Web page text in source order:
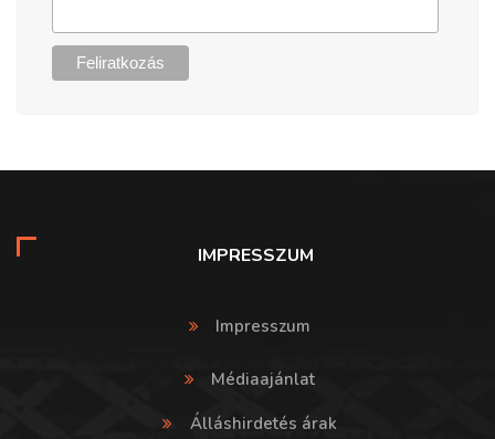
IMPRESSZUM
Impresszum
Médiaajánlat
Álláshirdetés árak